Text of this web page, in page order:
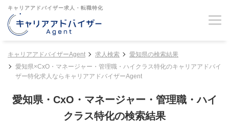
キャリアアドバイザー求人・転職特化
キャリアアドバイザーAgent 求人検索
愛知県の検索結果
愛知県×CxO・マネージャー・管理職・ハイクラス特化のキャリアアドバイ
ザー特化求人ならキャリアアドバイザーAgent
愛知県・CxO・マネージャー・管理職・ハイ
クラス特化の検索結果